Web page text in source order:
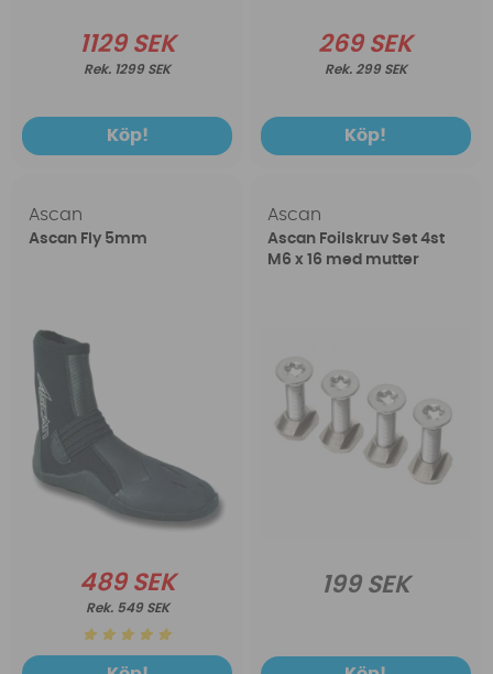
1129 SEK
1299 SEK
Köp!
269 SEK
299 SEK
Köp!
Ascan
Ascan Fly 5mm
489 SEK
549 SEK
Ascan
Ascan Foilskruv Set 4st
M6 x 16 med mutter
199 SEK